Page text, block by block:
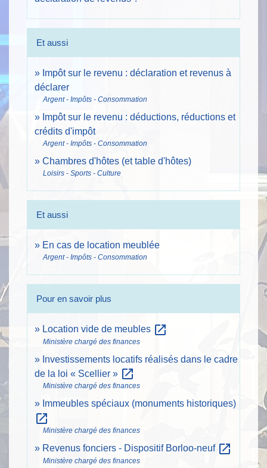
Et aussi
Impôt sur le revenu : déclaration et revenus à
déclarer
Argent - Impôts - Consommation
Impôt sur le revenu : déductions, réductions et
crédits d'impôt
Argent - Impôts - Consommation
Chambres d'hôtes (et table d'hôtes)
Loisirs - Sports - Culture
Et aussi
En cas de location meublée
Argent - Impôts - Consommation
Pour en savoir plus
Location vide de meubles open_in_new
Ministère chargé des finances
Investissements locatifs réalisés dans le cadre
de la loi « Scellier » open_in_new
Ministère chargé des finances
Immeubles spéciaux (monuments historiques)
open_in_new
Ministère chargé des finances
Revenus fonciers - Dispositif Borloo-neuf open_in_new
Ministère chargé des finances